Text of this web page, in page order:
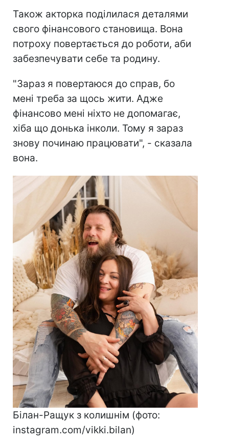
Також акторка поділилася деталями
свого фінансового становища. Вона
потроху повертається до роботи, аби
забезпечувати себе та родину.
"Зараз я повертаюся до справ, бо
мені треба за щось жити. Адже
фінансово мені ніхто не допомагає,
хіба що донька інколи. Тому я зараз
знову починаю працювати", - сказала
вона.
Білан-Ращук з колишнім (фото:
instagram.com/vikki.bilan)